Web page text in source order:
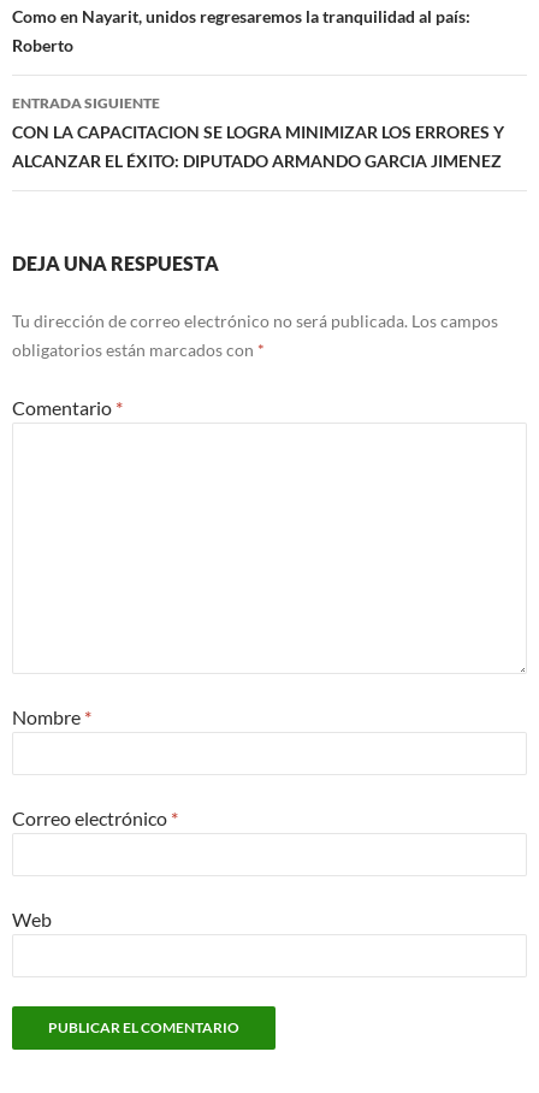
de
entradas
Como en Nayarit, unidos regresaremos la tranquilidad al país:
Roberto
ENTRADA SIGUIENTE
CON LA CAPACITACION SE LOGRA MINIMIZAR LOS ERRORES Y
ALCANZAR EL ÉXITO: DIPUTADO ARMANDO GARCIA JIMENEZ
DEJA UNA RESPUESTA
Tu dirección de correo electrónico no será publicada. Los campos
obligatorios están marcados con *
Comentario *
Nombre *
Correo electrónico *
Web